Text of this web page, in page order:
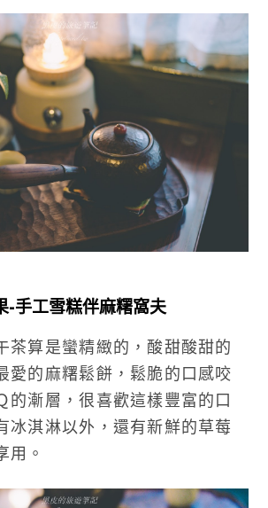
-手工雪糕伴麻糬窩夫
茶算是蠻精緻的，酸甜酸甜的
愛的麻糬鬆餅，鬆脆的口感咬
的漸層，很喜歡這樣豐富的口
冰淇淋以外，還有新鮮的草莓
用。